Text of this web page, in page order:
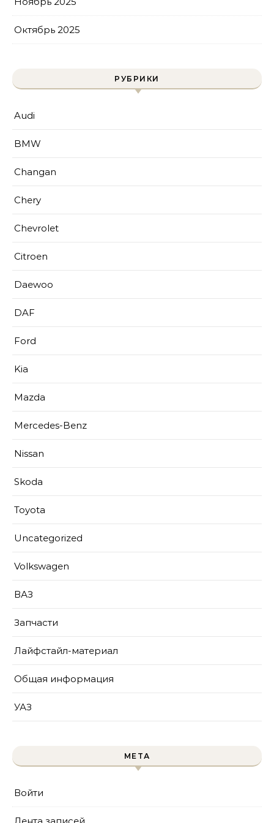
Октябрь 2025
РУБРИКИ
Audi
BMW
Changan
Chery
Chevrolet
Citroen
Daewoo
DAF
Ford
Kia
Mazda
Mercedes-Benz
Nissan
Skoda
Toyota
Uncategorized
Volkswagen
ВАЗ
Запчасти
Лайфстайл-материал
Общая информация
УАЗ
МЕТА
Войти